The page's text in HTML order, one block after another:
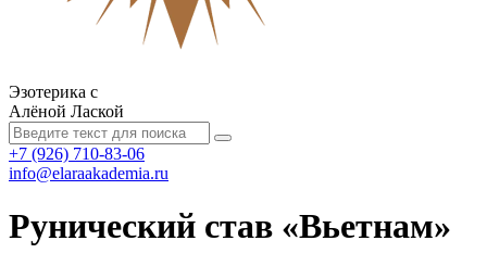
Эзотерика с
Алёной Лаской
+7 (926) 710-83-06
info@elaraakademia.ru
Рунический став «Вьетнам»